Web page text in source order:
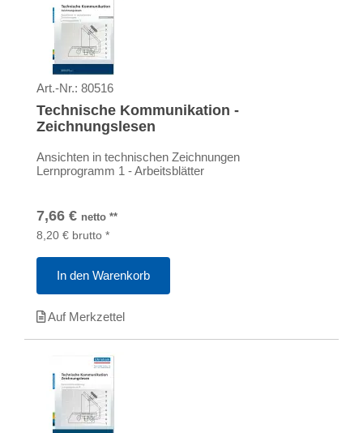
Art.-Nr.: 80516
Technische Kommunikation -
Zeichnungslesen
Ansichten in technischen Zeichnungen
Lernprogramm 1 - Arbeitsblätter
7,66 € netto **
8,20 € brutto *
In den Warenkorb
Auf Merkzettel